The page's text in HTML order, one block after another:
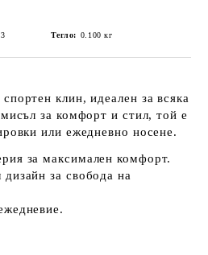
Тегло: 0.100 кг
клин, идеален за всяка
за комфорт и стил, той е
или ежедневно носене.
за максимален комфорт.
дизайн за свобода на
.